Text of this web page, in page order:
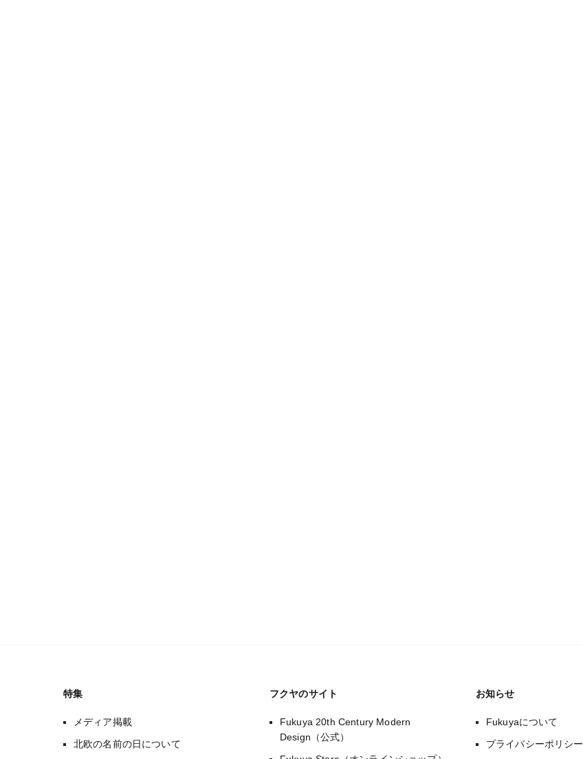
特集
メディア掲載
北欧の名前の日について
フクヤのサイト
Fukuya 20th Century Modern
Design（公式）
お知らせ
Fukuyaについて
プライバシーポリシー